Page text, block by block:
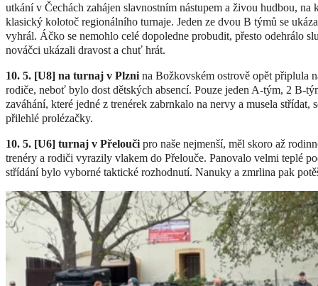
utkání v Čechách zahájen slavnostním nástupem a živou hudbou,
klasický kolotoč regionálního turnaje. Jeden ze dvou B týmů se
vyhrál. Áčko se nemohlo celé dopoledne probudit, přesto odehrálo
nováčci ukázali dravost a chuť hrát.
10. 5. [U8] na turnaj v Plzni na Božkovském ostrově opět připlula
rodiče, neboť bylo dost dětských absencí. Pouze jeden A-tým, 2 B-
zaváhání, které jedné z trenérek zabrnkalo na nervy a musela střídat,
přilehlé prolézačky.
10. 5. [U6] turnaj v Přelouči pro naše nejmenší, měl skoro až
trenéry a rodiči vyrazily vlakem do Přelouče. Panovalo velmi teplé
střídání bylo vyborné taktické rozhodnutí. Nanuky a zmrlina pak